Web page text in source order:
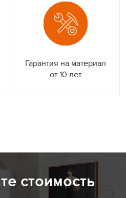
Гарантия на материал
от 10 лет
стоимость